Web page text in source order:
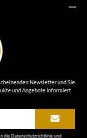
Newsletter und Sie
und Angebote informiert
dieDatenschutzrichtlinieund